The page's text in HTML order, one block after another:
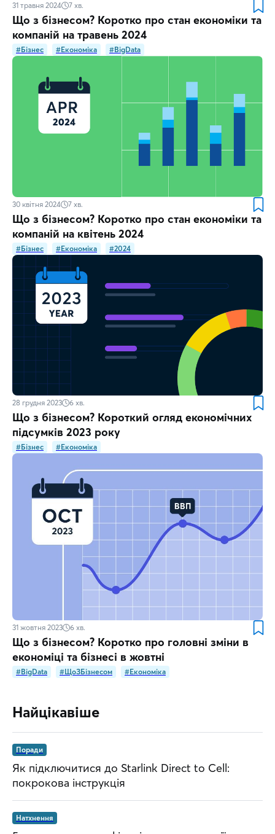
31 травня 2024 7 хв.
Що з бізнесом? Коротко про стан економіки та
компаній на травень 2024
#Бізнес #Економіка #BigData
30 квітня 2024 7 хв.
Що з бізнесом? Коротко про стан економіки та
компаній на квітень 2024
#Бізнес #Економіка #2024
28 грудня 2023 6 хв.
Що з бізнесом? Короткий огляд економічних
підсумків 2023 року
#Бізнес #Економіка
31 жовтня 2023 6 хв.
Що з бізнесом? Коротко про головні зміни в
економіці та бізнесі в жовтні
#BigData #ЩоЗБізнесом #Економіка
Найцікавіше
Поради
Як підключитися до Starlink Direct to Cell:
покрокова інструкція
Натхнення